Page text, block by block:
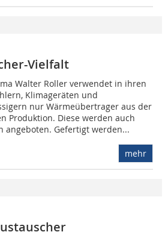
Vielfalt
Walter Roller verwendet in ihren
Klimageräten und
nur Wärmeübertrager aus der
Produktion. Diese werden auch
angeboten. Gefertigt werden...
mehr